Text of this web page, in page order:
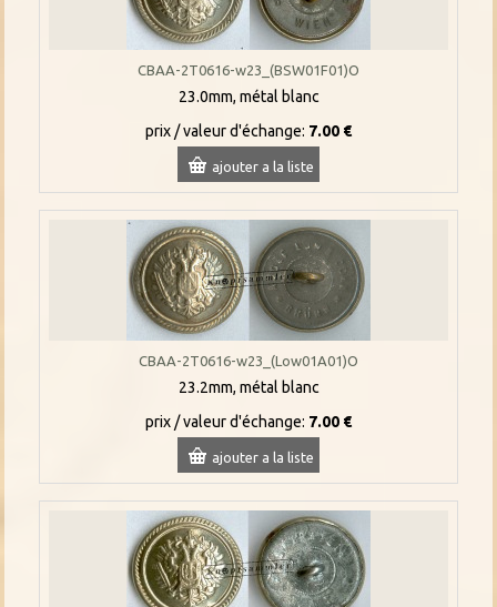
CBAA-2T0616-w23_(BSW01F01)O
23.0mm, métal blanc
prix / valeur d'échange: 7.00 €
ajouter a la liste
CBAA-2T0616-w23_(Low01A01)O
23.2mm, métal blanc
prix / valeur d'échange: 7.00 €
ajouter a la liste